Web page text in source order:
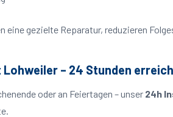
eine gezielte Reparatur, reduzieren
– 24 Stunden
oder an Feiertagen – unser 24h